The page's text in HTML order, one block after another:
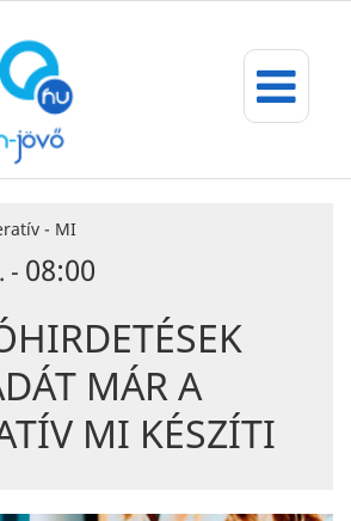
- MI
- 08:00
MÁR A
MI KÉSZÍTI